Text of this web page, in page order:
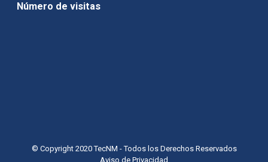
Número de visitas
© Copyright 2020 TecNM - Todos los Derechos Reservados
Aviso de Privacidad